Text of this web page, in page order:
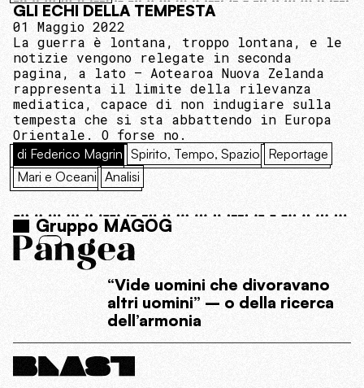
GLI ECHI DELLA TEMPESTA
01 Maggio 2022
La guerra è lontana, troppo lontana, e le
notizie vengono relegate in seconda
pagina, a lato – Aotearoa Nuova Zelanda
rappresenta il limite della rilevanza
mediatica, capace di non indugiare sulla
tempesta che si sta abbattendo in Europa
Orientale. O forse no.
di Federico Magrin Spirito, Tempo, Spazio Reportage
Mari e Oceani Analisi
Gruppo MAGOG
“Vide uomini che divoravano
altri uomini” – o della ricerca
dell’armonia